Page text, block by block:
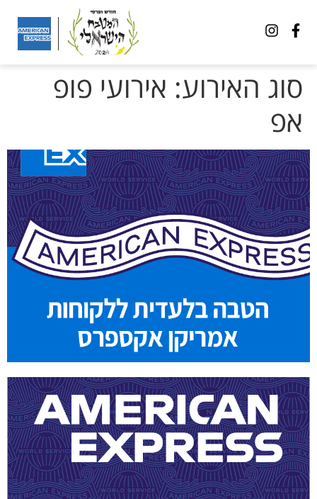
סוג האירוע: אירועי פופ
אפ